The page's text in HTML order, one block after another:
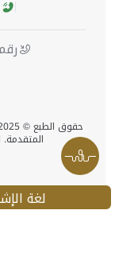
المتقدمة. اخر
لغة